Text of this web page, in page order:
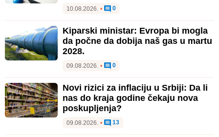
10.08.2026. • 0
Kiparski ministar: Evropa bi mogla
da počne da dobija naš gas u martu
2028.
09.08.2026. • 0
Novi rizici za inflaciju u Srbiji: Da li
nas do kraja godine čekaju nova
poskupljenja?
09.08.2026. • 13